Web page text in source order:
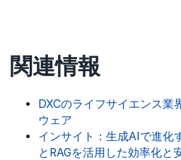
関連情報
DXCのライフサイエンス業
ウェア
インサイト：生成AIで進化
とRAGを活用した効率化と